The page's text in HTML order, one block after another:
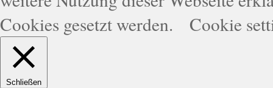
Cookies gesetzt werden.
Cookie
Schließen